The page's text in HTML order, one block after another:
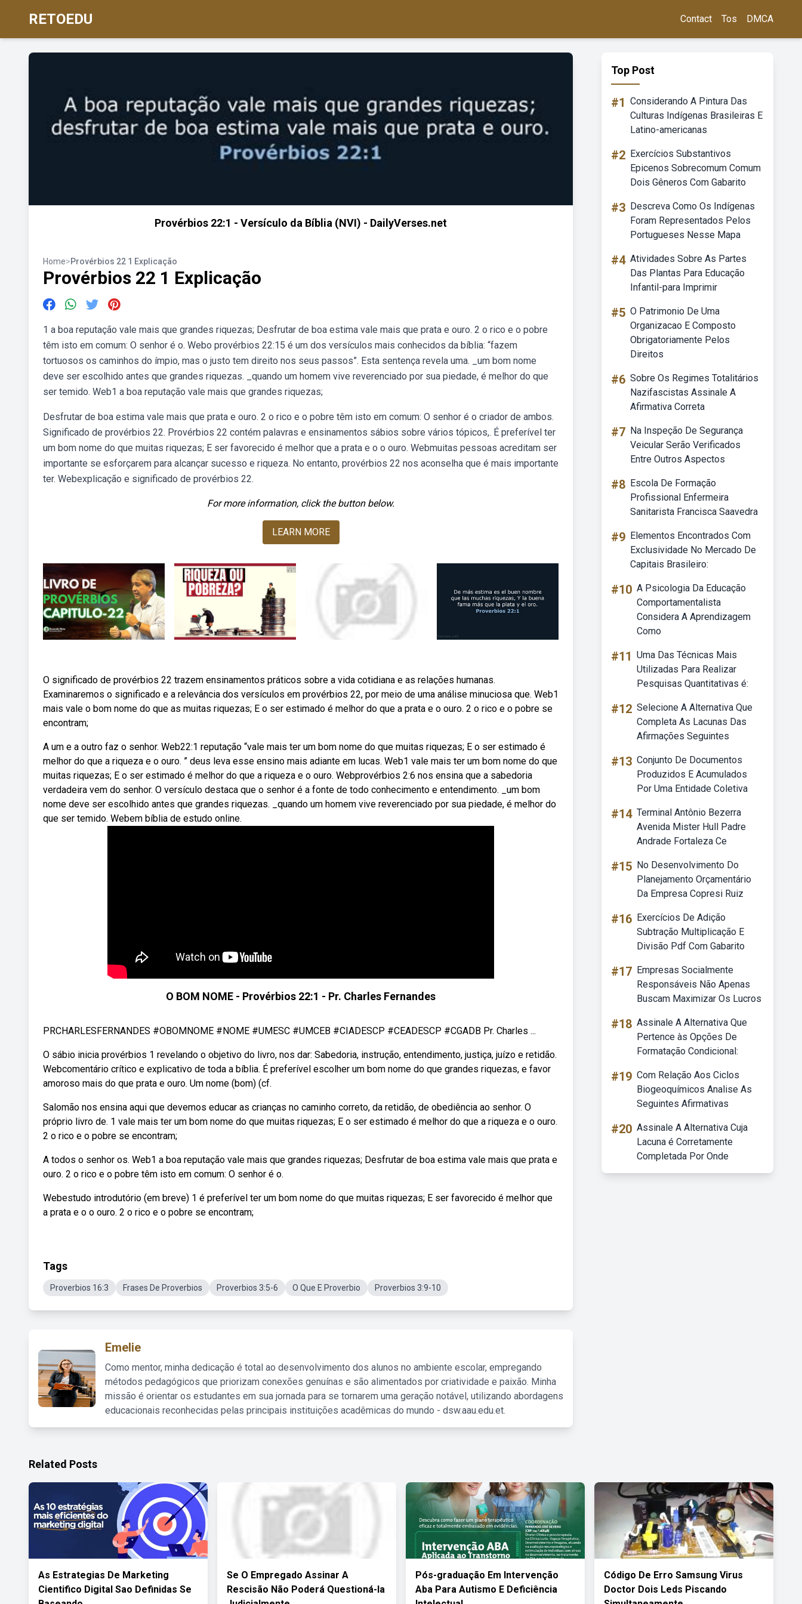
RETOEDU Contact Tos DMCA
Provérbios 22:1 - Versículo da Bíblia (NVI) - DailyVerses.net
Home>Provérbios 22 1 Explicação
Provérbios 22 1 Explicação
1 a boa reputação vale mais que grandes riquezas; Desfrutar de boa estima vale mais que prata e ouro. 2 o rico e o pobre
têm isto em comum: O senhor é o. Webo provérbios 22:15 é um dos versículos mais conhecidos da bíblia: “fazem
tortuosos os caminhos do ímpio, mas o justo tem direito nos seus passos”. Esta sentença revela uma. _um bom nome
deve ser escolhido antes que grandes riquezas. _quando um homem vive reverenciado por sua piedade, é melhor do que
ser temido. Web1 a boa reputação vale mais que grandes riquezas;
Desfrutar de boa estima vale mais que prata e ouro. 2 o rico e o pobre têm isto em comum: O senhor é o criador de ambos.
Significado de provérbios 22. Provérbios 22 contém palavras e ensinamentos sábios sobre vários tópicos,. É preferível ter
um bom nome do que muitas riquezas; E ser favorecido é melhor que a prata e o o ouro. Webmuitas pessoas acreditam ser
importante se esforçarem para alcançar sucesso e riqueza. No entanto, provérbios 22 nos aconselha que é mais importante
ter. Webexplicação e significado de provérbios 22.
For more information, click the button below.
LEARN MORE
O significado de provérbios 22 trazem ensinamentos práticos sobre a vida cotidiana e as relações humanas.
Examinaremos o significado e a relevância dos versículos em provérbios 22, por meio de uma análise minuciosa que. Web1
mais vale o bom nome do que as muitas riquezas; E o ser estimado é melhor do que a prata e o ouro. 2 o rico e o pobre se
encontram;
A um e a outro faz o senhor. Web22:1 reputação “vale mais ter um bom nome do que muitas riquezas; E o ser estimado é
melhor do que a riqueza e o ouro. ” deus leva esse ensino mais adiante em lucas. Web1 vale mais ter um bom nome do que
muitas riquezas; E o ser estimado é melhor do que a riqueza e o ouro. Webprovérbios 2:6 nos ensina que a sabedoria
verdadeira vem do senhor. O versículo destaca que o senhor é a fonte de todo conhecimento e entendimento. _um bom
nome deve ser escolhido antes que grandes riquezas. _quando um homem vive reverenciado por sua piedade, é melhor do
que ser temido. Webem bíblia de estudo online.
O BOM NOME - Provérbios 22:1 - Pr. Charles Fernandes
PRCHARLESFERNANDES #OBOMNOME #NOME #UMESC #UMCEB #CIADESCP #CEADESCP #CGADB Pr. Charles ...
O sábio inicia provérbios 1 revelando o objetivo do livro, nos dar: Sabedoria, instrução, entendimento, justiça, juízo e retidão.
Webcomentário crítico e explicativo de toda a bíblia. É preferível escolher um bom nome do que grandes riquezas, e favor
amoroso mais do que prata e ouro. Um nome (bom) (cf.
Salomão nos ensina aqui que devemos educar as crianças no caminho correto, da retidão, de obediência ao senhor. O
próprio livro de. 1 vale mais ter um bom nome do que muitas riquezas; E o ser estimado é melhor do que a riqueza e o ouro.
2 o rico e o pobre se encontram;
A todos o senhor os. Web1 a boa reputação vale mais que grandes riquezas; Desfrutar de boa estima vale mais que prata e
ouro. 2 o rico e o pobre têm isto em comum: O senhor é o.
Webestudo introdutório (em breve) 1 é preferível ter um bom nome do que muitas riquezas; E ser favorecido é melhor que
a prata e o o ouro. 2 o rico e o pobre se encontram;
Tags
Proverbios 16:3 Frases De Proverbios Proverbios 3:5-6 O Que E Proverbio Proverbios 3:9-10
Emelie
Como mentor, minha dedicação é total ao desenvolvimento dos alunos no ambiente escolar, empregando
métodos pedagógicos que priorizam conexões genuínas e são alimentados por criatividade e paixão. Minha
missão é orientar os estudantes em sua jornada para se tornarem uma geração notável, utilizando abordagens
educacionais reconhecidas pelas principais instituições acadêmicas do mundo - dsw.aau.edu.et.
Top Post
#1 Considerando A Pintura Das
Culturas Indígenas Brasileiras E
Latino-americanas
#2 Exercícios Substantivos
Epicenos Sobrecomum Comum
Dois Gêneros Com Gabarito
#3 Descreva Como Os Indígenas
Foram Representados Pelos
Portugueses Nesse Mapa
#4 Atividades Sobre As Partes
Das Plantas Para Educação
Infantil-para Imprimir
#5 O Patrimonio De Uma
Organizacao E Composto
Obrigatoriamente Pelos
Direitos
#6 Sobre Os Regimes Totalitários
Nazifascistas Assinale A
Afirmativa Correta
#7 Na Inspeção De Segurança
Veicular Serão Verificados
Entre Outros Aspectos
#8 Escola De Formação
Profissional Enfermeira
Sanitarista Francisca Saavedra
#9 Elementos Encontrados Com
Exclusividade No Mercado De
Capitais Brasileiro:
#10 A Psicologia Da Educação
Comportamentalista
Considera A Aprendizagem
Como
#11 Uma Das Técnicas Mais
Utilizadas Para Realizar
Pesquisas Quantitativas é:
#12 Selecione A Alternativa Que
Completa As Lacunas Das
Afirmações Seguintes
#13 Conjunto De Documentos
Produzidos E Acumulados
Por Uma Entidade Coletiva
#14 Terminal Antônio Bezerra
Avenida Mister Hull Padre
Andrade Fortaleza Ce
#15 No Desenvolvimento Do
Planejamento Orçamentário
Da Empresa Copresi Ruiz
#16 Exercícios De Adição
Subtração Multiplicação E
Divisão Pdf Com Gabarito
#17 Empresas Socialmente
Responsáveis Não Apenas
Buscam Maximizar Os Lucros
#18 Assinale A Alternativa Que
Pertence às Opções De
Formatação Condicional:
#19 Com Relação Aos Ciclos
Biogeoquímicos Analise As
Seguintes Afirmativas
#20 Assinale A Alternativa Cuja
Lacuna é Corretamente
Completada Por Onde
Related Posts
As Estrategias De Marketing
Cientifico Digital Sao Definidas Se
Se O Empregado Assinar A
Rescisão Não Poderá Questioná-la
Pós-graduação Em Intervenção
Aba Para Autismo E Deficiência
Código De Erro Samsung Virus
Doctor Dois Leds Piscando